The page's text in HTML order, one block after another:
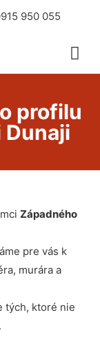
950 055
profilu
Dunaji
Západného
pre vás k
murára a
tých, ktoré nie